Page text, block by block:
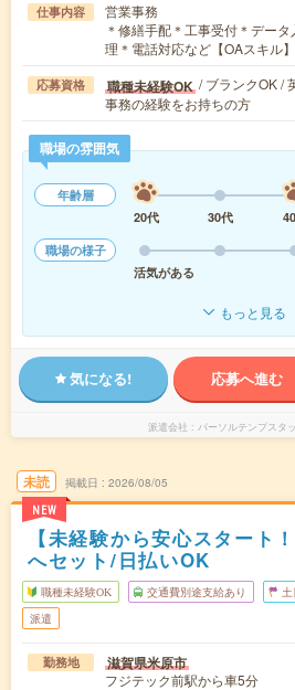
仕事内容
営業事務
＊修繕手配＊工事受付＊デー
理＊電話対応など【OAスキル
応募資格 職種未経験OK / ブランクOK /
事務の経験をお持ちの方
職場の雰囲気
年齢層
20代
30代
職場の様子
活気がある
もっと見る
気になる! 応募へ進む
派遣会社 パーソルテンプスタ
未読
NEW
掲載日 2026/08/05
【未経験から安心スタート
へセット/日払いOK
職種未経験OK 交通費別途支給あり 土
派遣
勤務地 滋賀県米原市
フジテック前駅から車5分